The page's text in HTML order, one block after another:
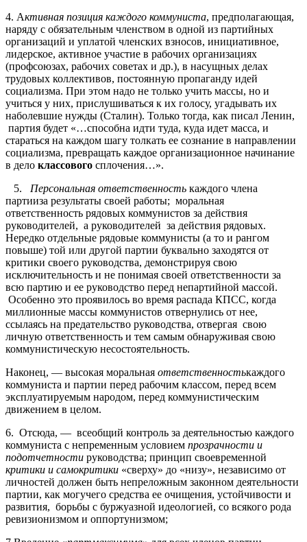
4. Активная позиция каждого коммуниста, предполагающая,
наряду с обязательным членством в одной из партийных
организаций и уплатой членских взносов, инициативное,
лидерское, активное участие в рабочих организациях
(профсоюзах, рабочих советах и др.), в насущных делах
трудовых коллективов, постоянную пропаганду идей
социализма. При этом надо не только учить массы, но и
учиться у них, прислушиваться к их голосу, угадывать их
наболевшие нужды (Сталин). Только тогда, как писал Ленин,
партия будет «…способна идти туда, куда идет масса, и
стараться на каждом шагу толкать ее сознание в направлении
социализма, превращать каждое организационное начинание
в дело классового сплочения…».
5. Персональная ответственность каждого члена
партииза результаты своей работы; моральная
ответственность рядовых коммунистов за действия
руководителей, а руководителей за действия рядовых.
Нередко отдельные рядовые коммунисты (а то и рангом
повыше) той или другой партии буквально заходятся от
критики своего руководства, демонстрируя свою
исключительность и не понимая своей ответственности за
всю партию и ее руководство перед непартийной массой.
Особенно это проявилось во время распада КПСС, когда
миллионные массы коммунистов отвернулись от нее,
ссылаясь на предательство руководства, отвергая свою
личную ответственность и тем самым обнаруживая свою
коммунистическую несостоятельность.
Наконец, — высокая моральная ответственностькаждого
коммуниста и партии перед рабочим классом, перед всем
эксплуатируемым народом, перед коммунистическим
движением в целом.
6. Отсюда, — всеобщий контроль за деятельностью каждого
коммуниста с непременным условием прозрачности и
подотчетности руководства; принцип своевременной
критики и самокритики «сверху» до «низу», независимо от
личностей должен быть непреложным законном деятельности
партии, как могучего средства ее очищения, устойчивости и
развития, борьбы с буржуазной идеологией, со всякого рода
ревизионизмом и оппортунизмом;